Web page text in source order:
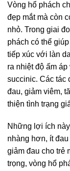
Vòng hổ phách
đẹp mắt mà còn
nhỏ. Trong giai
phách có thể
tiếp xúc với làn
ra nhiệt độ ấm
succinic. Các tác
đau, giảm viêm,
thiện tình trạng
Những lợi ích
nhàng hơn, ít
giảm đau cho trẻ
trọng, vòng hổ